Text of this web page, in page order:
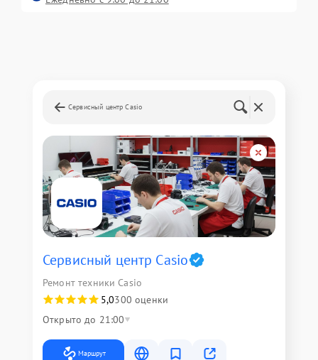
Сервисный центр Casio
Сервисный центр Casio
Ремонт техники Casio
5,0300 оценки
Открыто до 21:00
Маршрут